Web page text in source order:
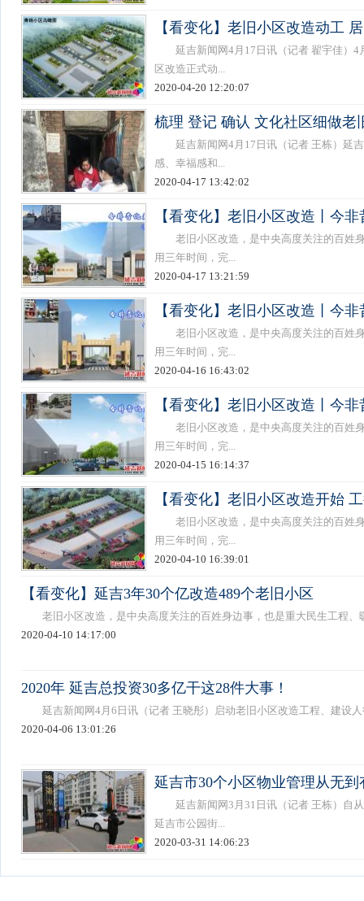
【看变化】老旧小区改造动工
延吉新闻网4月17日讯（记者 翟宇佳）4
区改造正式动...
2020-04-20 12:20:07
梳理 登记 确认 文化社区细做老
延吉新闻网4月17日讯（记者 王栋）延吉
感、幸福感和...
2020-04-17 13:42:02
【看变化】老旧小区改造丨今
老旧小区改造，是中央高度关注的百姓身
用三年时间，完...
2020-04-17 13:21:59
【看变化】老旧小区改造丨今
老旧小区改造，是中央高度关注的百姓身
用三年时间，完...
2020-04-16 16:43:02
【看变化】老旧小区改造丨今
老旧小区改造，是中央高度关注的百姓身
用三年时间，完...
2020-04-15 16:14:37
【看变化】老旧小区改造开始
老旧小区改造，是中央高度关注的百姓身
用三年时间，完...
2020-04-10 16:39:01
【看变化】延吉3年30个亿改造489个老旧小区
老旧小区改造，是中央高度关注的百姓身边事，也是重大民生工程、
2020-04-10 14:17:00
2020年 延吉总投资30多亿干这28件大事！
延吉新闻网4月6日讯（记者 王晓彤）启动老旧小区改造工程、建设
2020-04-06 13:01:26
延吉市30个小区物业管理从无
延吉新闻网3月31日讯（记者 王栋）自从
延吉市公园街...
2020-03-31 14:06:23